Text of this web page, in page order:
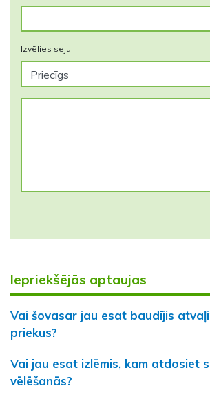
Izvēlies seju:
Iepriekšējās aptaujas
Vai šovasar jau esat baudījis
priekus?
Vai jau esat izlēmis, kam atdosiet
vēlēšanās?